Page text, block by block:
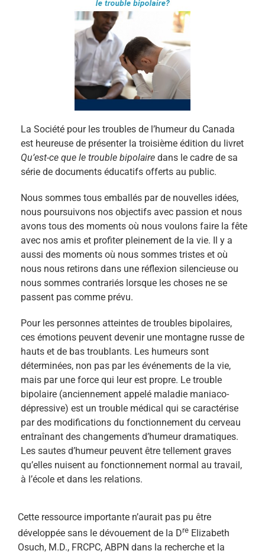
La Société pour les troubles de l’humeur du Canada
est heureuse de présenter la troisième édition du livret
Qu’est-ce que le trouble bipolairedans le cadre de sa
série de documents éducatifs offerts au public.
Nous sommes tous emballés par de nouvelles idées,
nous poursuivons nos objectifs avec passion et nous
avons tous des moments où nous voulons faire la fête
avec nos amis et profiter pleinement de la vie. Il y a
aussi des moments où nous sommes tristes et où
nous nous retirons dans une réflexion silencieuse ou
nous sommes contrariés lorsque les choses ne se
passent pas comme prévu.
Pour les personnes atteintes de troubles bipolaires,
ces émotions peuvent devenir une montagne russe de
hauts et de bas troublants. Les humeurs sont
déterminées, non pas par les événements de la vie,
mais par une force qui leur est propre. Le trouble
bipolaire (anciennement appelé maladie maniaco-
dépressive) est un trouble médical qui se caractérise
par des modifications du fonctionnement du cerveau
entraînant des changements d’humeur dramatiques.
Les sautes d’humeur peuvent être tellement graves
qu’elles nuisent au fonctionnement normal au travail,
à l’école et dans les relations.
Cette ressource importante n’aurait pas pu être
développée sans le dévouement de la Dre Elizabeth
Osuch, M.D., FRCPC, ABPN dans la recherche et la